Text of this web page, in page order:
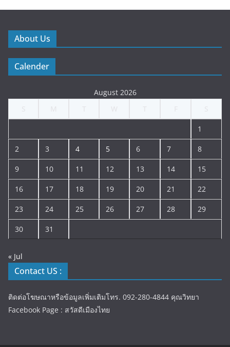
About Us
Calender
August 2026
1
2 3 4 5 6 7 8
9 10 11 12 13 14 15
16 17 18 19 20 21 22
23 24 25 26 27 28 29
30 31
« Jul
Contact US :
ติดต่อโฆษณาหรือข้อมูลเพิ่มเติมโทร. 092-280-4844 คุณวิทยา
Facebook Page : สวัสดีเมืองไทย